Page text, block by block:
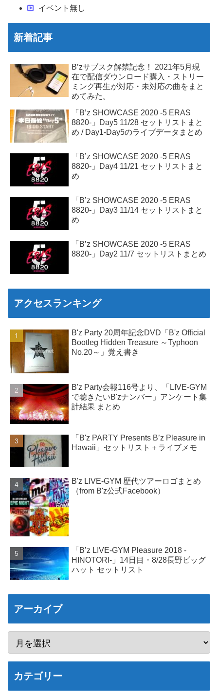
イベント無し
新着記事
B’zサブスク解禁記念！ 2021年5月現
在で配信ダウンロード購入・ストリー
ミング再生が対応・未対応の曲をまと
めてみた。
「B’z SHOWCASE 2020 -5 ERAS
8820-」Day5 11/28 セットリストまと
め / Day1-Day5のライブデータまとめ
「B’z SHOWCASE 2020 -5 ERAS
8820-」Day4 11/21 セットリストまと
め
「B’z SHOWCASE 2020 -5 ERAS
8820-」Day3 11/14 セットリストまと
め
「B’z SHOWCASE 2020 -5 ERAS
8820-」Day2 11/7 セットリストまとめ
アクセスランキング
B'z Party 20周年記念DVD「B'z Official
Bootleg Hidden Treasure ～Typhoon
No.20～」覚え書き
B'z Party会報116号より、「LIVE-GYM
で聴きたいB'zナンバー」アンケート集
計結果 まとめ
「B'z PARTY Presents B’z Pleasure in
Hawaii」セットリスト＋ライブメモ
B'z LIVE-GYM 歴代ツアーロゴまとめ
（from B'z公式Facebook）
「B’z LIVE-GYM Pleasure 2018 -
HINOTORI-」14日目・8/28長野ビッグ
ハット セットリスト
アーカイブ
カテゴリー